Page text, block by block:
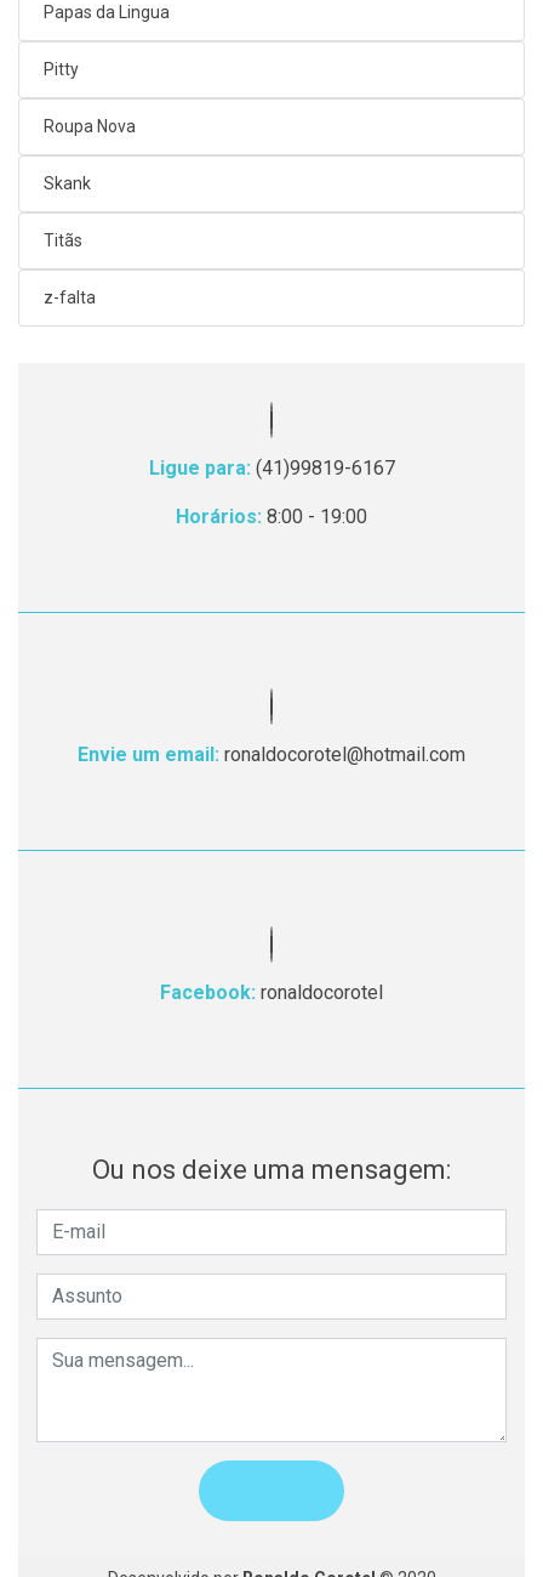
Papas da Lingua
Pitty
Roupa Nova
Skank
Titãs
z-falta
Ligue para: (41)99819-6167
Horários: 8:00 - 19:00
Envie um email: ronaldocorotel@hotmail.com
Facebook: ronaldocorotel
Ou nos deixe uma mensagem: